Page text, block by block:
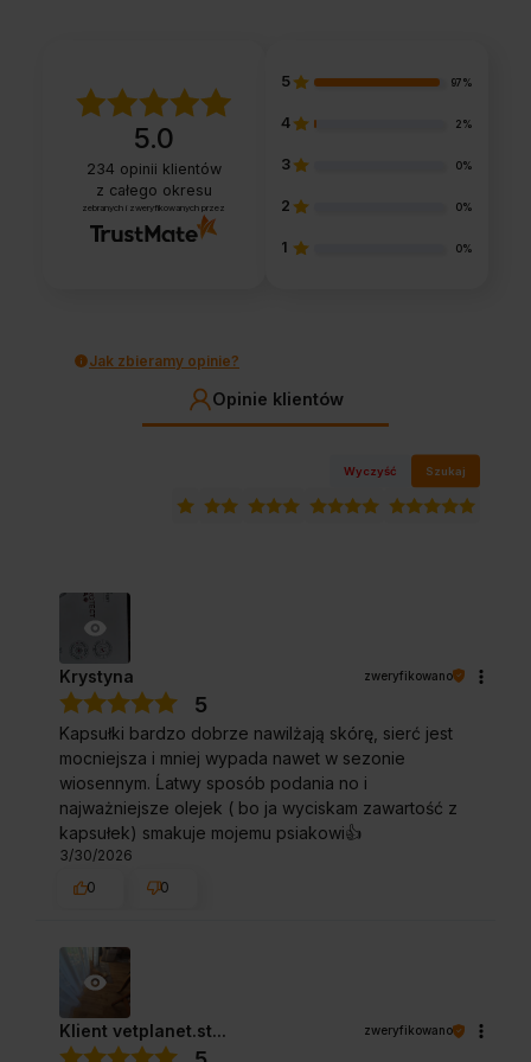
5.0
234 opinii klientów
z całego okresu
zebranych i zweryfikowanych przez
5 97%
4 2%
3 0%
2 0%
1 0%
Jak zbieramy opinie?
Opinie klientów
Wyczyść Szukaj
Krystyna zweryfikowano
5
Kapsułki bardzo dobrze nawilżają skórę, sierć jest
mocniejsza i mniej wypada nawet w sezonie
wiosennym. Ĺatwy sposób podania no i
najważniejsze olejek ( bo ja wyciskam zawartość z
kapsułek) smakuje mojemu psiakowi👍️
3/30/2026
0
0
Klient vetplanet.st... zweryfikowano